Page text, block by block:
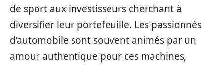
de sport aux investisseurs cherchant à
diversifier leur portefeuille. Les passionnés
d’automobile sont souvent animés par un
amour authentique pour ces machines,